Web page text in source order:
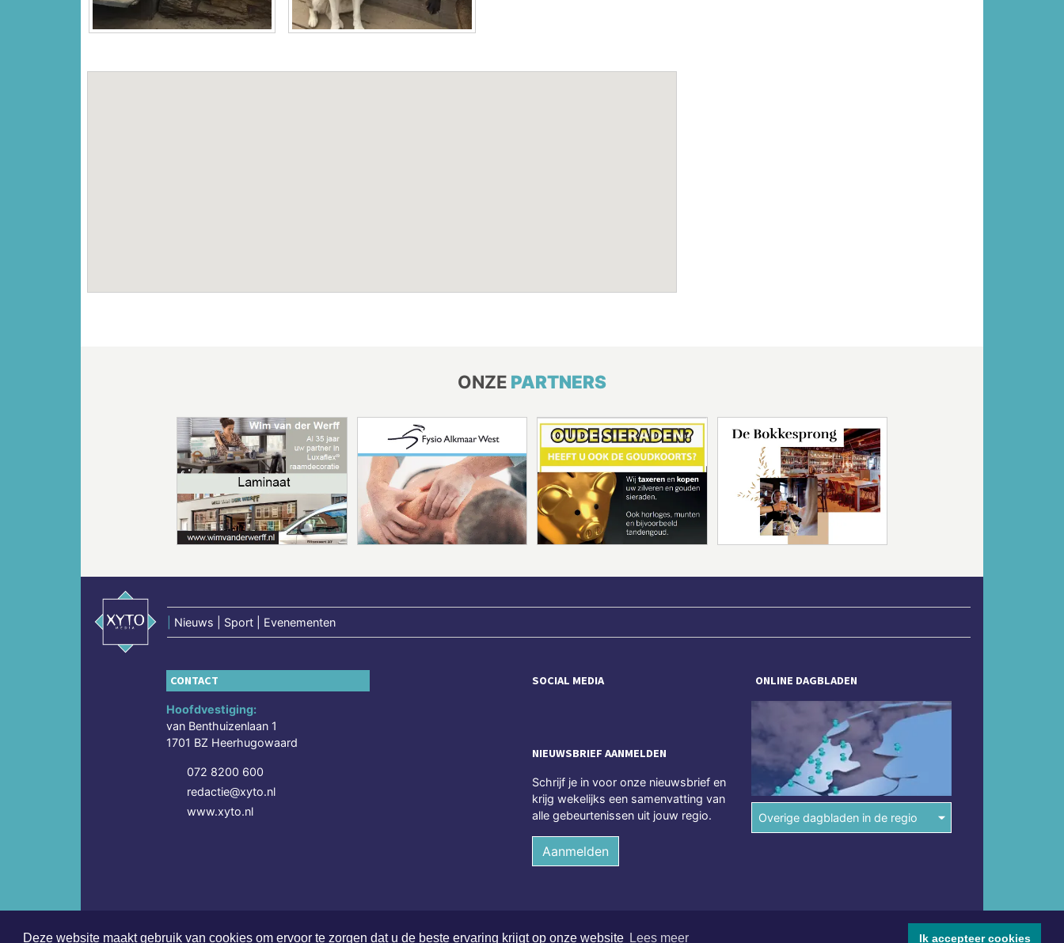
Deze website maakt gebruik van cookies om ervoor te zorgen dat u de beste ervaring krijgt op onze website Lees meer Ik accepteer cookies
ONZE PARTNERS
Nieuws | Sport | Evenementen
CONTACT
Hoofdvestiging:
van Benthuizenlaan 1
1701 BZ Heerhugowaard
072 8200 600
redactie@xyto.nl
www.xyto.nl
SOCIAL MEDIA
NIEUWSBRIEF AANMELDEN
Schrijf je in voor onze nieuwsbrief en
krijg wekelijks een samenvatting van
alle gebeurtenissen uit jouw regio.
Aanmelden
ONLINE DAGBLADEN
Overige dagbladen in de regio